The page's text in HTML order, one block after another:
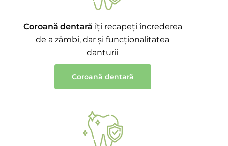
Coroană dentară îți recapeți încrederea
de a zâmbi, dar și funcționalitatea
danturii
Coroană dentară